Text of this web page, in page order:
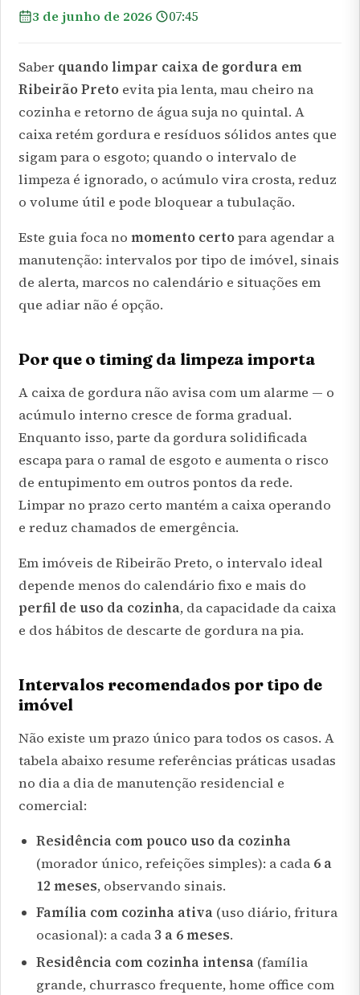
3 de junho de 2026 07:45
Saber quando limpar caixa de gordura em
Ribeirão Preto evita pia lenta, mau cheiro na
cozinha e retorno de água suja no quintal. A
caixa retém gordura e resíduos sólidos antes que
sigam para o esgoto; quando o intervalo de
limpeza é ignorado, o acúmulo vira crosta, reduz
o volume útil e pode bloquear a tubulação.
Este guia foca nomomento certopara agendar a
manutenção: intervalos por tipo de imóvel, sinais
de alerta, marcos no calendário e situações em
que adiar não é opção.
Por que o timing da limpeza importa
A caixa de gordura não avisa com um alarme — o
acúmulo interno cresce de forma gradual.
Enquanto isso, parte da gordura solidificada
escapa para o ramal de esgoto e aumenta o risco
de entupimento em outros pontos da rede.
Limpar no prazo certo mantém a caixa operando
e reduz chamados de emergência.
Em imóveis de Ribeirão Preto, o intervalo ideal
depende menos do calendário fixo e mais do
perfil de uso da cozinha, da capacidade da caixa
e dos hábitos de descarte de gordura na pia.
Intervalos recomendados por tipo de
imóvel
Não existe um prazo único para todos os casos. A
tabela abaixo resume referências práticas usadas
no dia a dia de manutenção residencial e
comercial:
Residência com pouco uso da cozinha
(morador único, refeições simples): a cada 6 a
12 meses, observando sinais.
Família com cozinha ativa(uso diário, fritura
ocasional): a cada3 a 6 meses.
Residência com cozinha intensa(família
grande, churrasco frequente, home office com